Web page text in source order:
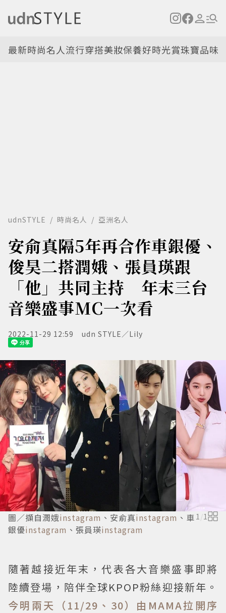
最新時尚名人流行穿搭美妝保養好時光賞珠寶品味
udnSTYLE 時尚名人 亞洲名人
安俞真隔5年再合作車銀優、
俊昊二搭潤娥、張員瑛跟
「他」共同主持 年末三台
音樂盛事MC一次看
2022-11-29 12:59 udn STYLE／Lily
圖／擷自潤娥instagram 、安俞真instagram 、車
銀優instagram 、張員瑛instagram
1 /1
隨著越接近年末，代表各大音樂盛事即將
陸續登場，陪伴全球KPOP粉絲迎接新年。
今明兩天（11/29、30）由MAMA拉開序